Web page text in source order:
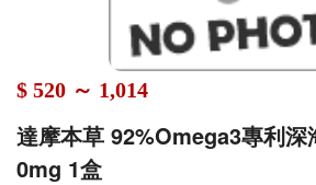
$ 520 ～ 1,014
達摩本草 92%Omega3專利深
0mg 1盒